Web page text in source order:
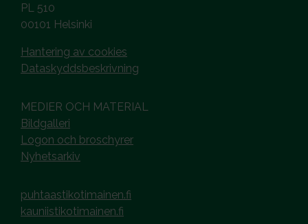
PL 510
00101 Helsinki
Hantering av cookies
Dataskyddsbeskrivning
MEDIER OCH MATERIAL
Bildgalleri
Logon och broschyrer
Nyhetsarkiv
puhtaastikotimainen.fi
kauniistikotimainen.fi